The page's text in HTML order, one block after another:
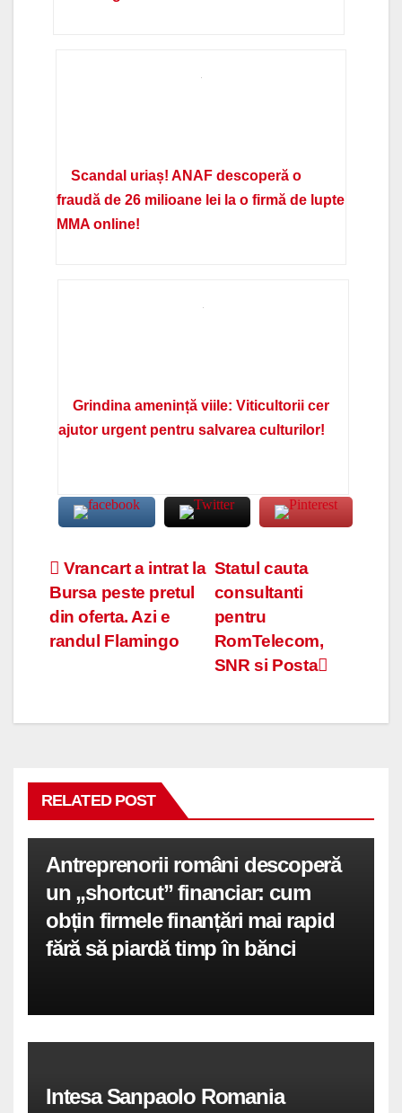
Scandal uriaș! ANAF descoperă o
fraudă de 26 milioane lei la o firmă de lupte
MMA online!
Grindina amenință viile: Viticultorii cer
ajutor urgent pentru salvarea culturilor!
Navigare
în
articole
Statul cauta
consultanti
pentru
RomTelecom,
SNR si Posta
Vrancart a intrat la
Bursa peste pretul
din oferta. Azi e
randul Flamingo
RELATED POST
Antreprenorii români descoperă
un „shortcut” financiar: cum
obțin firmele finanțări mai rapid
fără să piardă timp în bănci
Intesa Sanpaolo Romania